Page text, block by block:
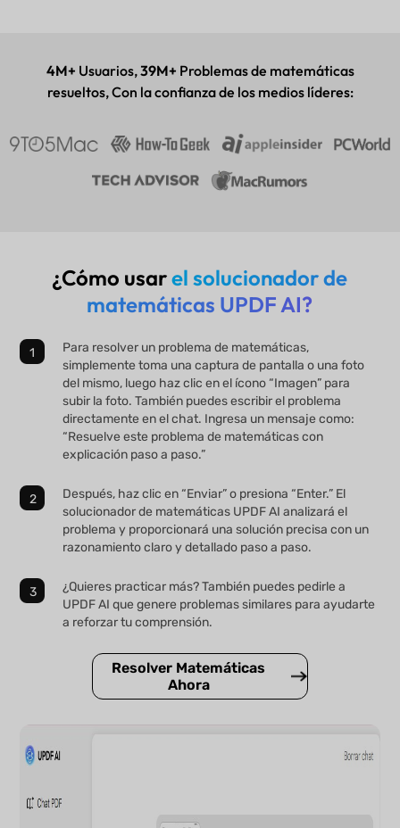
Aplicación para escritorio y móvil
4M+ Usuarios,39M+ Problemas de matemáticas
resueltos, Con la confianza de los medios líderes:
¿Cómo usarel solucionador de
matemáticas UPDF AI?
Para resolver un problema de matemáticas,
simplemente toma una captura de pantalla o una foto
del mismo, luego haz clic en el ícono “Imagen” para
subir la foto. También puedes escribir el problema
directamente en el chat. Ingresa un mensaje como:
“Resuelve este problema de matemáticas con
explicación paso a paso.”
Después, haz clic en “Enviar” o presiona “Enter.” El
solucionador de matemáticas UPDF AI analizará el
problema y proporcionará una solución precisa con un
razonamiento claro y detallado paso a paso.
¿Quieres practicar más? También puedes pedirle a
UPDF AI que genere problemas similares para ayudarte
a reforzar tu comprensión.
Resolver Matemáticas
Ahora